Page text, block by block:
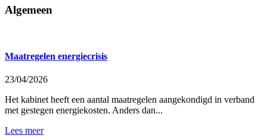
Algemeen
Maatregelen energiecrisis
23/04/2026
Het kabinet heeft een aantal maatregelen aangekondigd in verband
met gestegen energiekosten. Anders dan...
Lees meer